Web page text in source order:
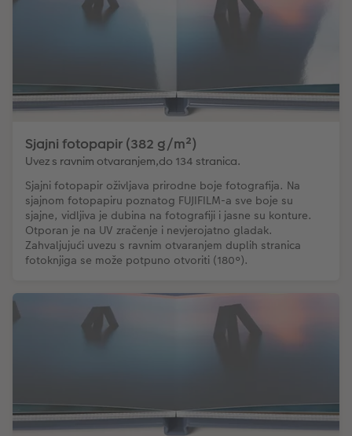
Sjajni fotopapir (382 g/m²)
Uvez s ravnim otvaranjem,do 134 stranica.
Sjajni fotopapir oživljava prirodne boje fotografija. Na
sjajnom fotopapiru poznatog FUJIFILM-a sve boje su
sjajne, vidljiva je dubina na fotografiji i jasne su konture.
Otporan je na UV zračenje i nevjerojatno gladak.
Zahvaljujući uvezu s ravnim otvaranjem duplih stranica
fotoknjiga se može potpuno otvoriti (180°).